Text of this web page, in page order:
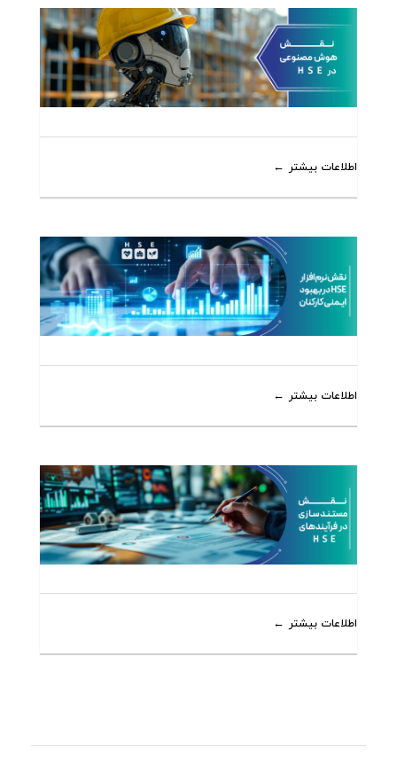
اطلاعات بیشتر
اطلاعات بیشتر
اطلاعات بیشتر